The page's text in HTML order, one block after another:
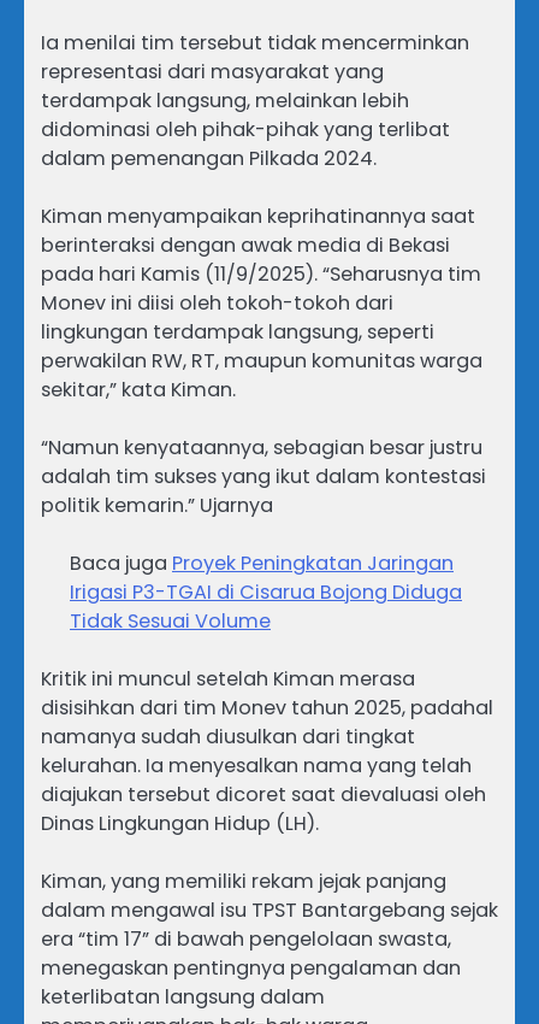
Ia menilai tim tersebut tidak mencerminkan
representasi dari masyarakat yang
terdampak langsung, melainkan lebih
didominasi oleh pihak-pihak yang terlibat
dalam pemenangan Pilkada 2024.
Kiman menyampaikan keprihatinannya saat
berinteraksi dengan awak media di Bekasi
pada hari Kamis (11/9/2025). “Seharusnya tim
Monev ini diisi oleh tokoh-tokoh dari
lingkungan terdampak langsung, seperti
perwakilan RW, RT, maupun komunitas warga
sekitar,” kata Kiman.
“Namun kenyataannya, sebagian besar justru
adalah tim sukses yang ikut dalam kontestasi
politik kemarin.” Ujarnya
Baca juga Proyek Peningkatan Jaringan
Irigasi P3-TGAI di Cisarua Bojong Diduga
Tidak Sesuai Volume
Kritik ini muncul setelah Kiman merasa
disisihkan dari tim Monev tahun 2025, padahal
namanya sudah diusulkan dari tingkat
kelurahan. Ia menyesalkan nama yang telah
diajukan tersebut dicoret saat dievaluasi oleh
Dinas Lingkungan Hidup (LH).
Kiman, yang memiliki rekam jejak panjang
dalam mengawal isu TPST Bantargebang sejak
era “tim 17” di bawah pengelolaan swasta,
menegaskan pentingnya pengalaman dan
keterlibatan langsung dalam